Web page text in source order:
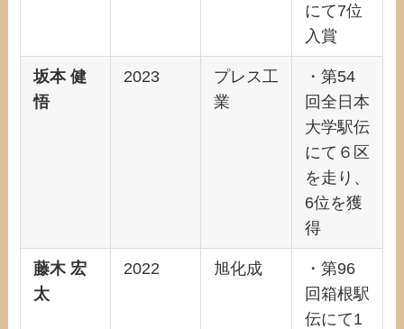
にて7位
入賞
坂本 健
悟
2023
プレス工
業
・第54
回全日本
大学駅伝
にて６区
を走り、
6位を獲
得
藤木 宏
太
2022 旭化成
・第96
回箱根駅
伝にて1